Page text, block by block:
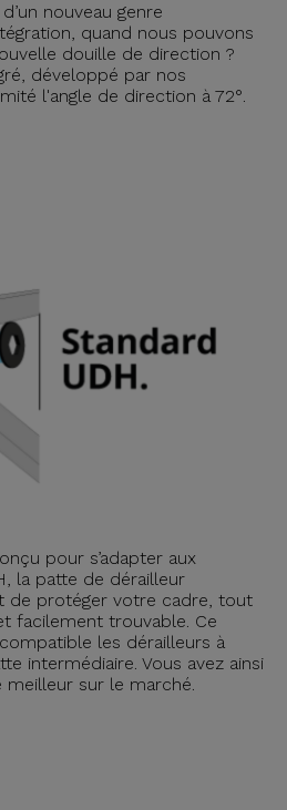
nouveau genre
quand nous pouvons
douille de direction ?
développé par nos
l'angle de direction à 72°.
pour s’adapter aux
la patte de dérailleur
de protéger votre cadre, tout
facilement trouvable. Ce
les dérailleurs à
intermédiaire. Vous avez ainsi
sur le marché.